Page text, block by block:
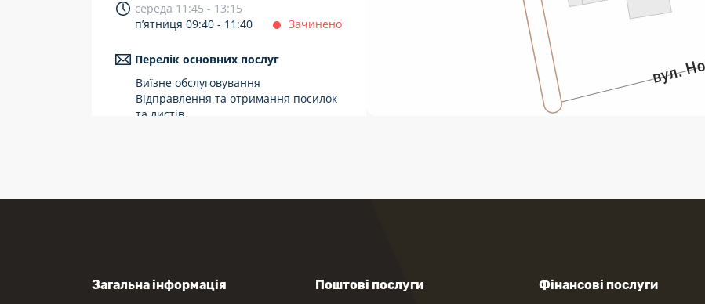
середа 11:45 - 13:15
п’ятниця 09:40 - 11:40
Зачинено
Перелік основних послуг
Виїзне обслуговування
Відправлення та отримання посилок
та листів
Загальна інформація Поштові послуги Фінансові послуги